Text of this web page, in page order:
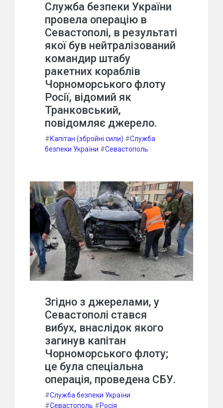
Служба безпеки України
провела операцію в
Севастополі, в результаті
якої був нейтралізований
командир штабу
ракетних кораблів
Чорноморського флоту
Росії, відомий як
Транковський,
повідомляє джерело.
#Капітан (збройні сили) #Служба
безпеки України #Севастополь
Згідно з джерелами, у
Севастополі стався
вибух, внаслідок якого
загинув капітан
Чорноморського флоту;
це була спеціальна
операція, проведена СБУ.
#Служба безпеки України
#Севастополь #Росія